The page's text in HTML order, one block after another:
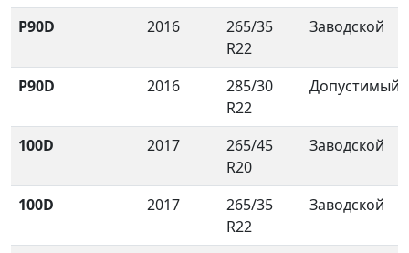
P90D 2016
265/35
R22
Заводской
P90D 2016
285/30
R22
Допустимый
100D 2017
265/45
R20
Заводской
100D 2017
265/35
R22
Заводской